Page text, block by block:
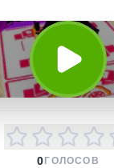
0 ГОЛОСОВ